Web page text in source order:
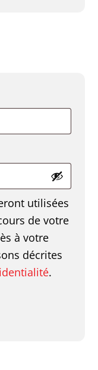
utilisées
de votre
à votre
décrites
.